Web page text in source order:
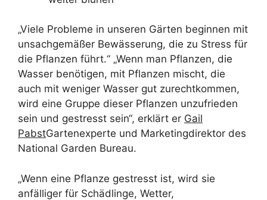
„Viele Probleme in unseren Gärten beginnen mit
unsachgemäßer Bewässerung, die zu Stress für
die Pflanzen führt.“ „Wenn man Pflanzen, die
Wasser benötigen, mit Pflanzen mischt, die
auch mit weniger Wasser gut zurechtkommen,
wird eine Gruppe dieser Pflanzen unzufrieden
sein und gestresst sein“, erklärt er Gail
PabstGartenexperte und Marketingdirektor des
National Garden Bureau.
„Wenn eine Pflanze gestresst ist, wird sie
anfälliger für Schädlinge, Wetter,